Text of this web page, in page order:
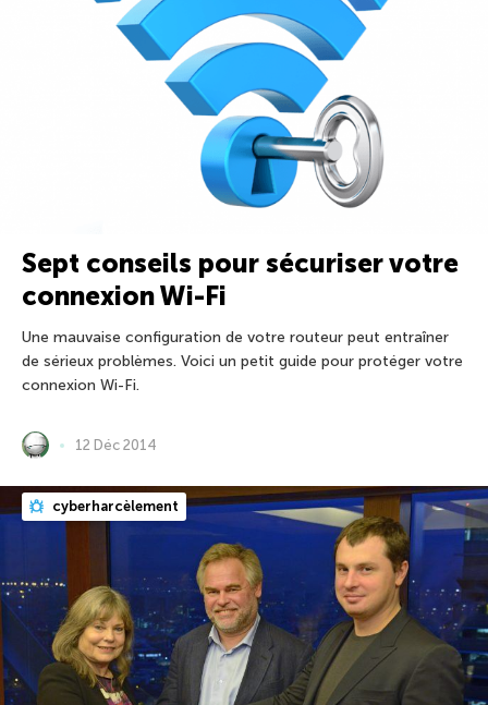
Sept conseils pour sécuriser votre
connexion Wi-Fi
Une mauvaise configuration de votre routeur peut entraîner
de sérieux problèmes. Voici un petit guide pour protéger votre
connexion Wi-Fi.
12 Déc 2014
cyberharcèlement